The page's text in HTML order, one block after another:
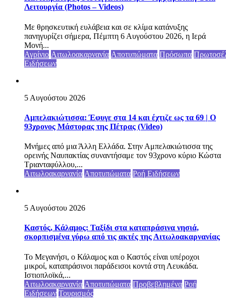
Λειτουργία (Photos – Videos)
Με θρησκευτική ευλάβεια και σε κλίμα κατάνυξης
πανηγυρίζει σήμερα, Πέμπτη 6 Αυγούστου 2026, η Ιερά
Μονή...
Αγρίνιο Αιτωλοακαρνανία Αποτυπώματα Πρόσωπα
Ειδήσεων
5 Αυγούστου 2026
Αμπελακιώτισσα: Έφυγε στα 14 και έχτιζε ως τα 69 | Ο
93χρονος Μάστορας της Πέτρας (Video)
Μνήμες από μια Άλλη Ελλάδα. Στην Αμπελακιώτισσα της
ορεινής Ναυπακτίας συναντήσαμε τον 93χρονο κύριο Κώστα
Τριανταφύλλου,...
Αιτωλοακαρνανία Αποτυπώματα Ροή Ειδήσεων
5 Αυγούστου 2026
Καστός, Κάλαμος: Ταξίδι στα καταπράσινα νησιά,
σκορπισμένα γύρω από τις ακτές της Αιτωλοακαρνανίας
Το Μεγανήσι, ο Κάλαμος και ο Καστός είναι υπέροχοι
μικροί, καταπράσινοι παράδεισοι κοντά στη Λευκάδα.
Ιστιοπλοϊκά,...
Αιτωλοακαρνανία Αποτυπώματα Προβεβλημένα Ροή
Ειδήσεων Τουρισμός